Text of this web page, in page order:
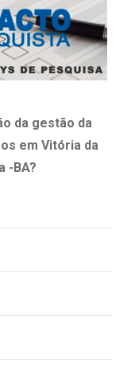
passo
da gestão da
em Vitória da
-BA?